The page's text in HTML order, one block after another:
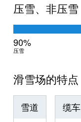
压雪、非压雪
90%
压雪
滑雪场的特点
雪道
缆车